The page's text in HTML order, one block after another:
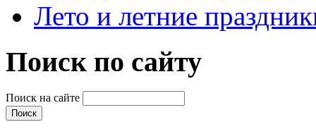
Лето и летние
Поиск по сайту
Поиск на сайте